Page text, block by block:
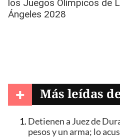
+ Más leídas
Detienen a Juez de
pesos y un arma; lo